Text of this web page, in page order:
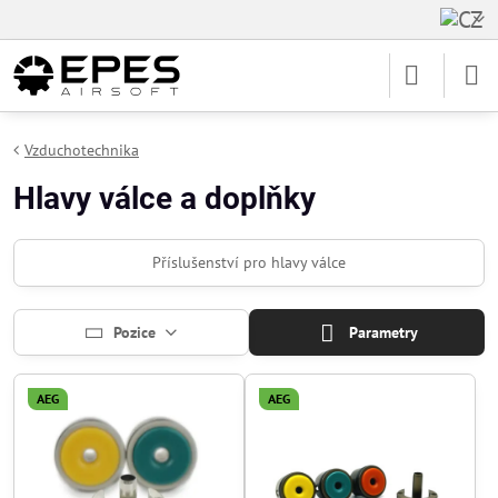
Vzduchotechnika
Hlavy válce a doplňky
Příslušenství pro hlavy válce
Pozice Parametry
AEG AEG